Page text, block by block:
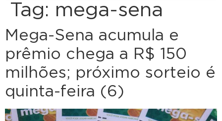
Tag: mega-sena
Mega-Sena acumula e
prêmio chega a R$ 150
milhões; próximo sorteio é
quinta-feira (6)